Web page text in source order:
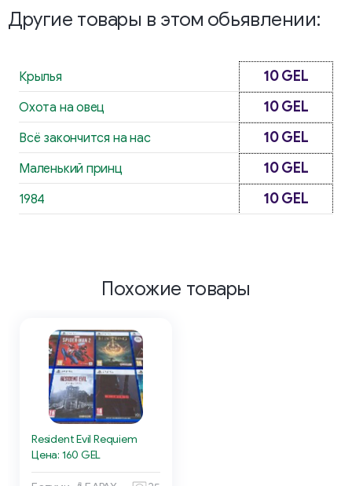
Другие товары в этом обьявлении:
Крылья 10 GEL
Охота на овец 10 GEL
Всё закончится на нас 10 GEL
Маленький принц 10 GEL
1984 10 GEL
Похожие товары
Resident Evil Requiem
Цена: 160 GEL